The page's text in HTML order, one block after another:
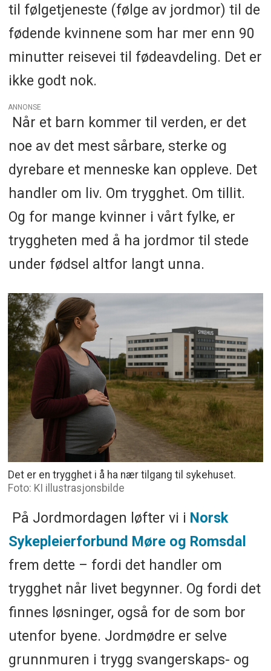
til følgetjeneste (følge av jordmor) til de
fødende kvinnene som har mer enn 90
minutter reisevei til fødeavdeling. Det er
ikke godt nok.
ANNONSE
Når et barn kommer til verden, er det
noe av det mest sårbare, sterke og
dyrebare et menneske kan oppleve. Det
handler om liv. Om trygghet. Om tillit.
Og for mange kvinner i vårt fylke, er
tryggheten med å ha jordmor til stede
under fødsel altfor langt unna.
Det er en trygghet i å ha nær tilgang til sykehuset.
Foto: KI illustrasjonsbilde
På Jordmordagen løfter vi i Norsk
Sykepleierforbund Møre og Romsdal
frem dette – fordi det handler om
trygghet når livet begynner. Og fordi det
finnes løsninger, også for de som bor
utenfor byene. Jordmødre er selve
grunnmuren i trygg svangerskaps- og